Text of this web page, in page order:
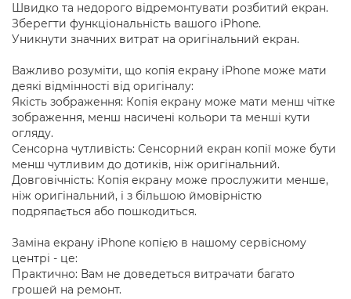
Швидко та недорого відремонтувати розбитий екран.
Зберегти функціональність вашого iPhone.
Уникнути значних витрат на оригінальний екран.
Важливо розуміти, що копія екрану iPhone може мати
деякі відмінності від оригіналу:
Якість зображення: Копія екрану може мати менш чітке
зображення, менш насичені кольори та менші кути
огляду.
Сенсорна чутливість: Сенсорний екран копії може бути
менш чутливим до дотиків, ніж оригінальний.
Довговічність: Копія екрану може прослужити менше,
ніж оригінальний, і з більшою ймовірністю
подряпається або пошкодиться.
Заміна екрану iPhone копією в нашому сервісному
центрі - це:
Практично: Вам не доведеться витрачати багато
грошей на ремонт.